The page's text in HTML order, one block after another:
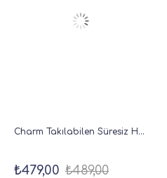
Charm Takılabilen Süresiz Haftalık Planlayıcı Cep Ajanda 9x17 cm Kahverengi
₺479,00 ₺489,00